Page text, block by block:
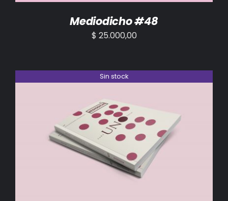
Mediodicho #48
$ 25.000,00
Sin stock
DETALLES